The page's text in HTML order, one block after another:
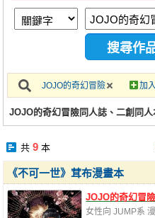
攤位轉讓區
會員中心
註冊會員
JOJO的奇幻冒險 加
JOJO的奇幻冒險同人誌、二創同人
共 9本
《不可一世》茸布漫畫本
JOJO的奇幻冒險
女性向 JUMP系